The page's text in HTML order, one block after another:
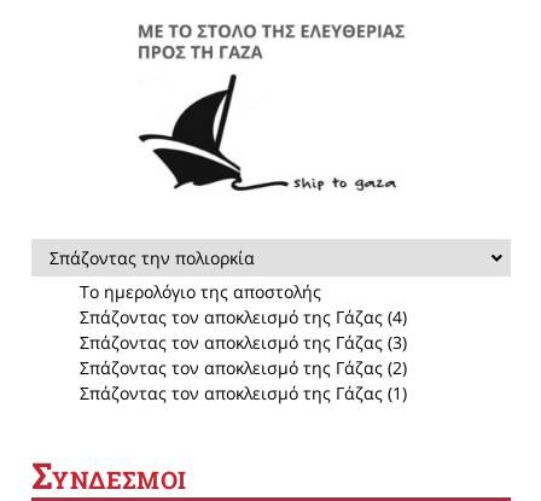
Σπάζοντας την πολιορκία
Το ημερολόγιο της αποστολής
Σπάζοντας τον αποκλεισμό της Γάζας (4)
Σπάζοντας τον αποκλεισμό της Γάζας (3)
Σπάζοντας τον αποκλεισμό της Γάζας (2)
Σπάζοντας τον αποκλεισμό της Γάζας (1)
ΣΥΝΔΕΣΜΟΙ